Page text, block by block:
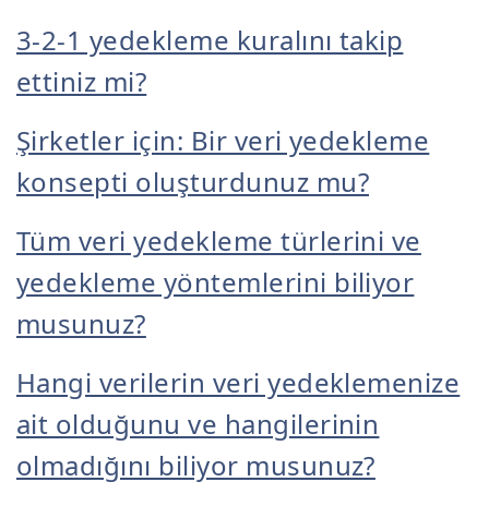
3-2-1 yedekleme kuralını takip
ettiniz mi?
Şirketler için: Bir veri yedekleme
konsepti oluşturdunuz mu?
Tüm veri yedekleme türlerini ve
yedekleme yöntemlerini biliyor
musunuz?
Hangi verilerin veri yedeklemenize
ait olduğunu ve hangilerinin
olmadığını biliyor musunuz?